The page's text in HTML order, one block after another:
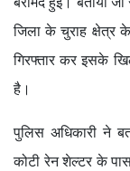
जिला के चुराह क्षेत्र
गिरफ्तार कर इसके
है।
पुलिस अधिकारी ने
कोटी रेन शेल्टर के